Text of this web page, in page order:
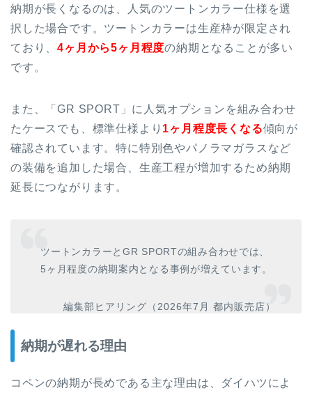
納期が長くなるのは、人気のツートンカラー仕様を選
択した場合です。ツートンカラーは生産枠が限定され
ており、4ヶ月から5ヶ月程度の納期となることが多い
です。
また、「GR SPORT」に人気オプションを組み合わせ
たケースでも、標準仕様より 1ヶ月程度長くなる傾向が
確認されています。特に特別色やパノラマガラスなど
の装備を追加した場合、生産工程が増加するため納期
延長につながります。
ツートンカラーとGR SPORTの組み合わせでは、
5ヶ月程度の納期案内となる事例が増えています。
編集部ヒアリング（2026年7月 都内販売店）
納期が遅れる理由
コペンの納期が長めである主な理由は、ダイハツによ